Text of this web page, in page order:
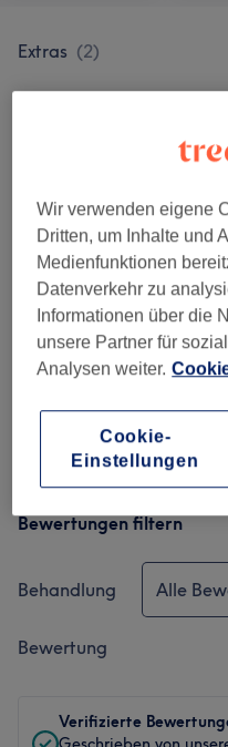
Extras (2)
Salonbewertungen
4,8
Ambiente
Sauberkeit
Service
Bewertungen filtern
Behandlung Alle
Bewertung
Verifizierte
Wir verwenden eigene
Dritten, um Inhalte und
Medienfunktionen
Datenverkehr zu
Informationen über die
unsere Partner für
Analysen weiter.
Cookie-
Einstellungen